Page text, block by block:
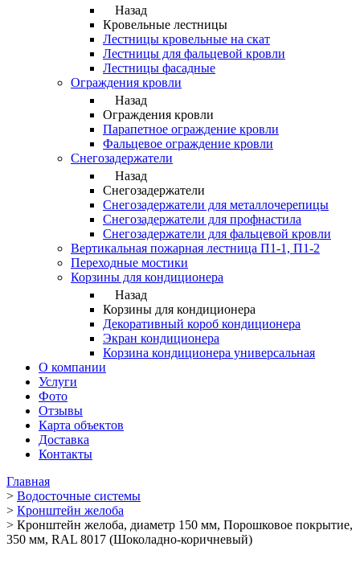
Назад
Кровельные лестницы
Лестницы кровельные на скат
Лестницы для фальцевой кровли
Лестницы фасадные
Ограждения кровли
Назад
Ограждения кровли
Парапетное ограждение кровли
Фальцевое ограждение кровли
Снегозадержатели
Назад
Снегозадержатели
Снегозадержатели для металлочерепицы
Снегозадержатели для профнастила
Снегозадержатели для фальцевой кровли
Вертикальная пожарная лестница П1-1, П1-2
Переходные мостики
Корзины для кондиционера
Назад
Корзины для кондиционера
Декоративный короб кондиционера
Экран кондиционера
Корзина кондиционера универсальная
О компании
Услуги
Фото
Отзывы
Карта объектов
Доставка
Контакты
Главная
> Водосточные системы
> Кронштейн желоба
> Кронштейн желоба, диаметр 150 мм, Порошковое покрытие,
350 мм, RAL 8017 (Шоколадно-коричневый)